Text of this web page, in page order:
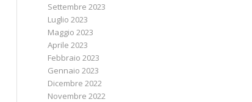
Settembre 2023
Luglio 2023
Maggio 2023
Aprile 2023
Febbraio 2023
Gennaio 2023
Dicembre 2022
Novembre 2022